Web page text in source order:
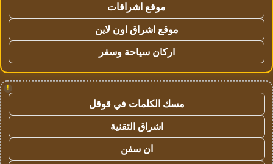
موقع اشراقات
موقع اشراق اون لاين
اركان سياحة وسفر
!
مسك الكلمات في قوقل
اشراق التقنية
ان سفن